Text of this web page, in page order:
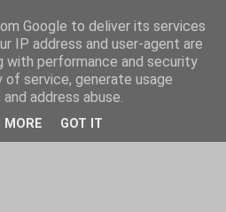
Google to deliver its services
IP address and user-agent are
with performance and security
service, generate usage
address abuse.
MORE GOT IT